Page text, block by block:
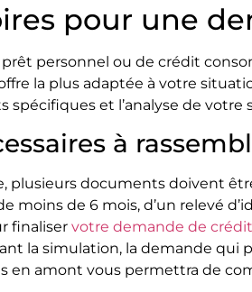
pour une
personnel ou de crédit
la plus adaptée à votre
spécifiques et l’analyse de votre
à
documents doivent
moins de 6 mois, d’un relevé
finaliser votre demande de
la simulation, la demande qui
en amont vous permettra de